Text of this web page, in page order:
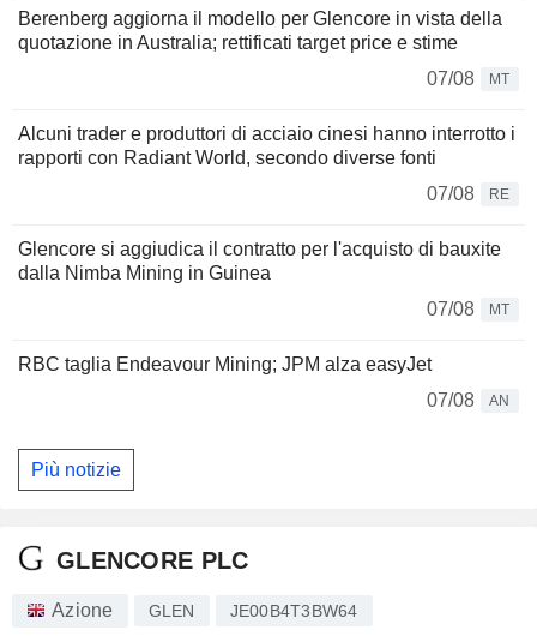
Berenberg aggiorna il modello per Glencore in vista della
quotazione in Australia; rettificati target price e stime
07/08
MT
Alcuni trader e produttori di acciaio cinesi hanno interrotto i
rapporti con Radiant World, secondo diverse fonti
07/08
RE
Glencore si aggiudica il contratto per l'acquisto di bauxite
dalla Nimba Mining in Guinea
07/08
MT
RBC taglia Endeavour Mining; JPM alza easyJet
07/08
AN
Più notizie
GLENCORE PLC
Azione GLEN JE00B4T3BW64